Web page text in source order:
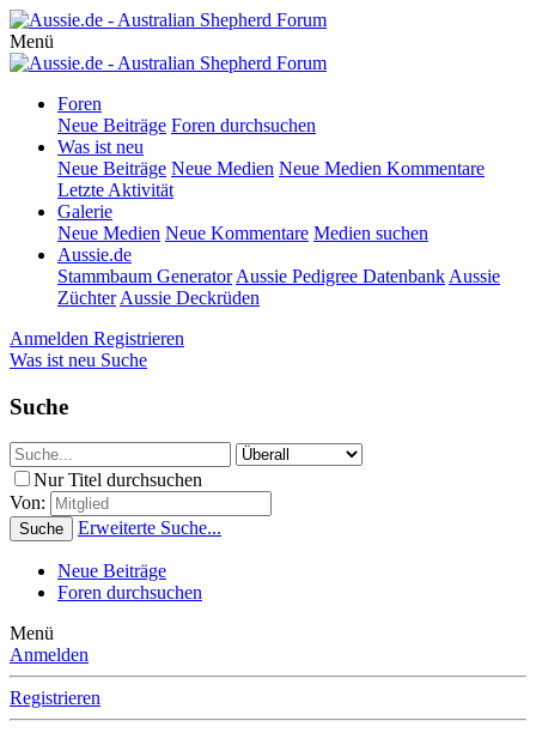
Menü
Foren
Neue Beiträge Foren durchsuchen
Was ist neu
Neue Beiträge Neue Medien Neue Medien Kommentare
Letzte Aktivität
Galerie
Neue Medien Neue Kommentare Medien suchen
Aussie.de
Stammbaum Generator Aussie Pedigree Datenbank Aussie
Züchter Aussie Deckrüden
Anmelden Registrieren
Was ist neu Suche
Suche
Nur Titel durchsuchen
Von:
Suche Erweiterte Suche...
Neue Beiträge
Foren durchsuchen
Menü
Anmelden
Registrieren